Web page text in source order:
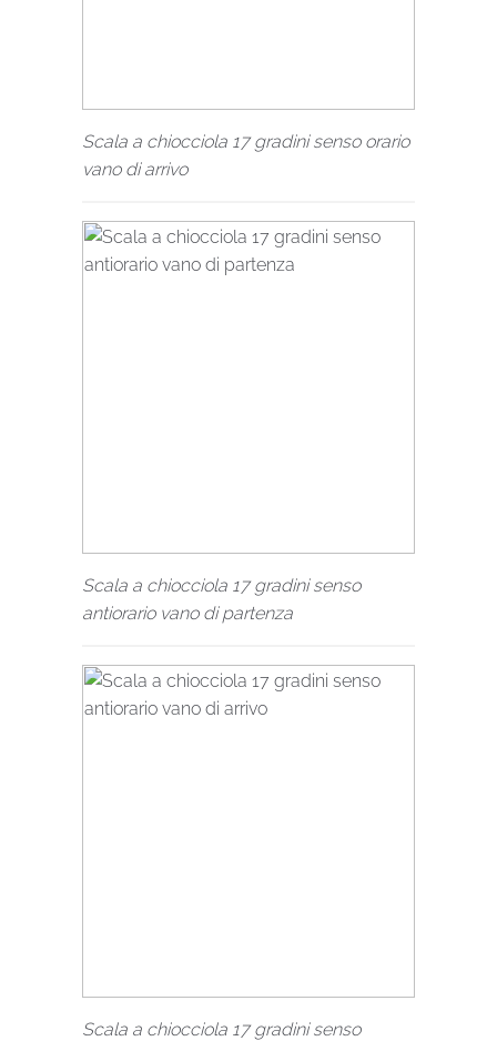
Scala a chiocciola 17 gradini senso orario
vano di arrivo
Scala a chiocciola 17 gradini senso
antiorario vano di partenza
Scala a chiocciola 17 gradini senso